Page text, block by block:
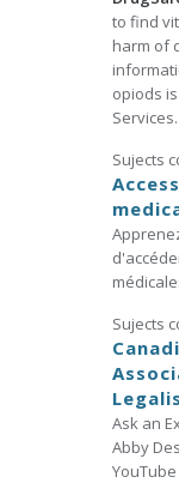
to find
harm of
opiods
Services.
Sujects
Sujects
Ask an
Abby